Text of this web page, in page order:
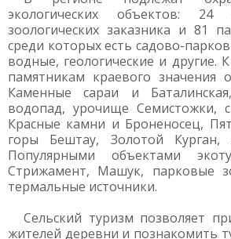
экологических объектов: 24
зоологических заказника и 81
среди которых есть садово-
водные, геологические и другие.
памятникам краевого значения
Каменные сараи и
водопад, урочище Семистожки,
Красные камни и Броненосец,
горы Бештау, Золотой Курган,
Популярными объектами
Стрижамент, Машук, парковые
термальные источники.
Сельский туризм позволяет
жителей деревни и познакомить